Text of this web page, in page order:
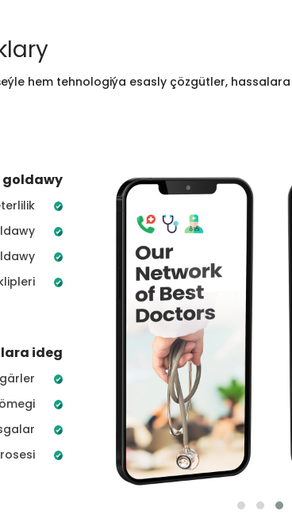
hem tehnologiýa esasly çözgütler,
goldawy
ideg